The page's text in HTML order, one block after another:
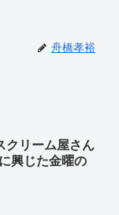
舟橋孝裕
クリーム屋さん
興じた金曜の